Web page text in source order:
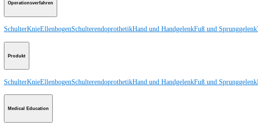
Operationsverfahren
SchulterKnieEllenbogenSchulterendoprothetikHand und HandgelenkFuß und Sprunggelenk
Produkt
SchulterKnieEllenbogenSchulterendoprothetikHand und HandgelenkFuß und Sprunggelenk
Medical Education